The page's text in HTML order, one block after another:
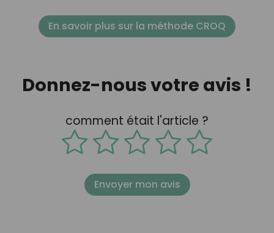
En savoir plus sur la méthode CROQ
Donnez-nous votre avis !
comment était l'article ?
Envoyer mon avis